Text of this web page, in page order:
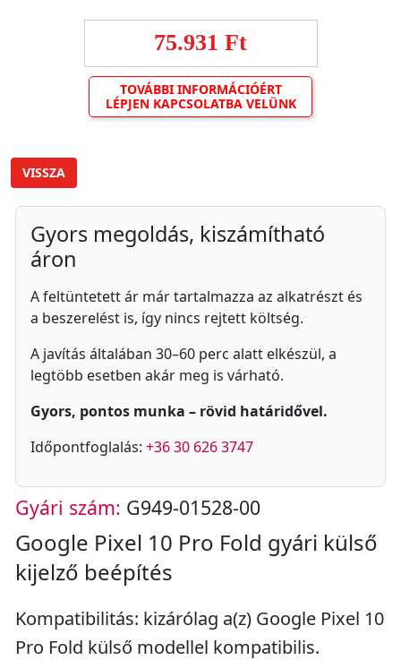
75.931 Ft
TOVÁBBI INFORMÁCIÓÉRT
LÉPJEN KAPCSOLATBA VELÜNK
VISSZA
Gyors megoldás, kiszámítható
áron
A feltüntetett ár már tartalmazza az alkatrészt és
a beszerelést is, így nincs rejtett költség.
A javítás általában 30–60 perc alatt elkészül, a
legtöbb esetben akár meg is várható.
Gyors, pontos munka – rövid határidővel.
Időpontfoglalás: +36 30 626 3747
Gyári szám: G949-01528-00
Google Pixel 10 Pro Fold gyári külső
kijelző beépítés
Kompatibilitás: kizárólag a(z) Google Pixel 10
Pro Fold külső modellel kompatibilis.